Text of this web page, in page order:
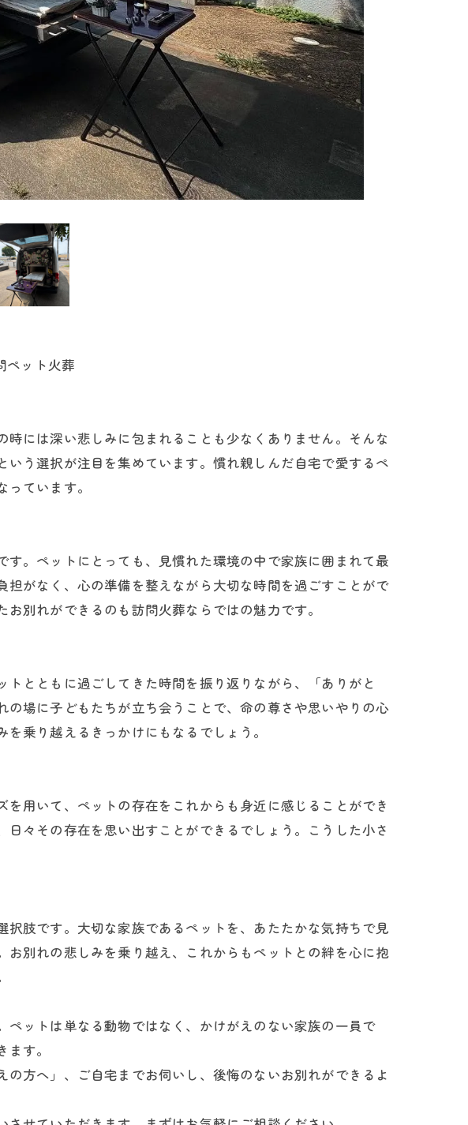
ペット火葬
には深い悲しみに包まれることも少なくありません。そんな
う選択が注目を集めています。慣れ親しんだ自宅で愛するペ
ています。
。ペットにとっても、見慣れた環境の中で家族に囲まれて最
がなく、心の準備を整えながら大切な時間を過ごすことがで
別れができるのも訪問火葬ならではの魅力です。
とともに過ごしてきた時間を振り返りながら、「ありがと
場に子どもたちが立ち会うことで、命の尊さや思いやりの心
乗り越えるきっかけにもなるでしょう。
用いて、ペットの存在をこれからも身近に感じることができ
々その存在を思い出すことができるでしょう。こうした小さ
肢です。大切な家族であるペットを、あたたかな気持ちで見
別れの悲しみを乗り越え、これからもペットとの絆を心に抱
ットは単なる動物ではなく、かけがえのない家族の一員で
す。
方へ」、ご自宅までお伺いし、後悔のないお別れができるよ